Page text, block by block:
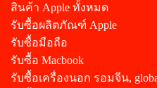
สินค้า Apple ทั้งหมด
รับซื้อผลิตภัณฑ์ Apple
รับซื้อมือถือ
รับซื้อ Macbook
รับซื้อเครื่องนอก รอมจีน,